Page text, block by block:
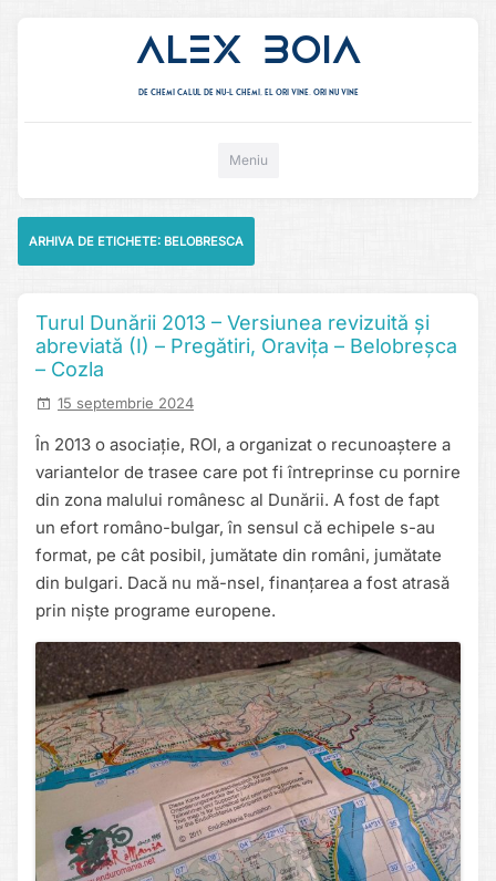
Alex Boia
De chemi calul de nu-l chemi, el ori vine. ori nu vine
Meniu
ARHIVA DE ETICHETE: BELOBRESCA
Turul Dunării 2013 – Versiunea revizuită și
abreviată (I) – Pregătiri, Oravița – Belobreșca
– Cozla
15 septembrie 2024
În 2013 o asociație, ROI, a organizat o recunoaștere a
variantelor de trasee care pot fi întreprinse cu pornire
din zona malului românesc al Dunării. A fost de fapt
un efort româno-bulgar, în sensul că echipele s-au
format, pe cât posibil, jumătate din români, jumătate
din bulgari. Dacă nu mă-nsel, finanțarea a fost atrasă
prin niște programe europene.